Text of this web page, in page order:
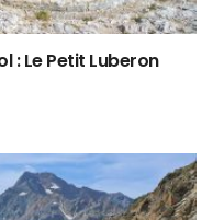
: Le Petit Luberon